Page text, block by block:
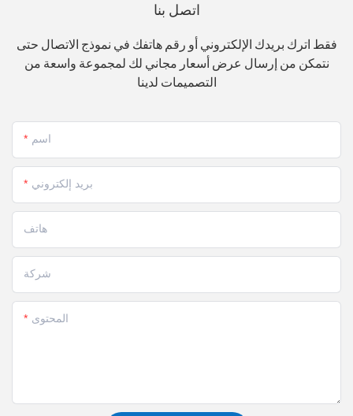
اتصل بنا
فقط اترك بريدك الإلكتروني أو رقم هاتفك في نموذج الاتصال حتى
نتمكن من إرسال عرض أسعار مجاني لك لمجموعة واسعة من
التصميمات لدينا
اسم
بريد إلكتروني
هاتف
شركة
المحتوى